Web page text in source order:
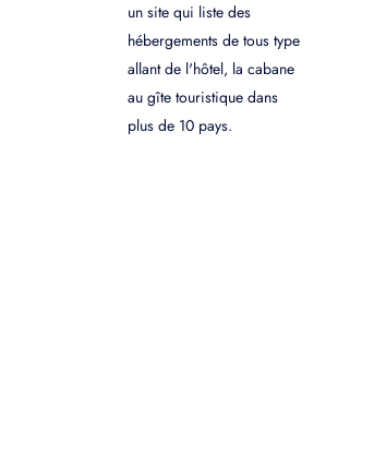
un site qui liste des
hébergements de tous type
allant de l'hôtel, la cabane
au gîte touristique dans
plus de 10 pays.